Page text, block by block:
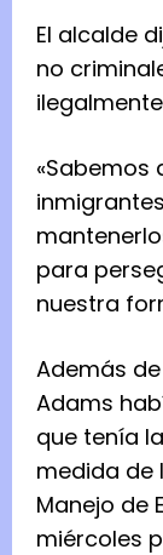
El alcalde
no
«Sabemos
para
nuestra
Además
Adams
que tenía
medida de
Manejo de
miércoles